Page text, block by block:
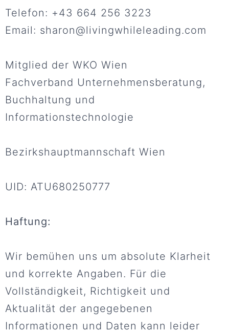
Telefon: +43 664 256 3223
Email: sharon@livingwhileleading.com
Mitglied der WKO Wien
Fachverband Unternehmensberatung,
Buchhaltung und
Informationstechnologie
Bezirkshauptmannschaft Wien
UID: ATU680250777
Haftung:
Wir bemühen uns um absolute Klarheit
und korrekte Angaben. Für die
Vollständigkeit, Richtigkeit und
Aktualität der angegebenen
Informationen und Daten kann leider